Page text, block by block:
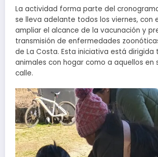
La actividad forma parte del
se lleva adelante todos los viernes, con
ampliar el alcance de la vacunación y
transmisión de enfermedades
de La Costa. Esta iniciativa está dirigida
animales con hogar como a aquellos en
calle.